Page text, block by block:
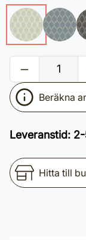
Beräkna
Leveranstid:
Hitta till